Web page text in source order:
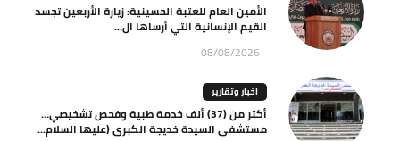
الأمين العام للعتبة الحسينية: زيارة الأربعين تجسد
القيم الإنسانية التي أرساها ال...
08/08/2026
اخبار وتقارير
أكثر من (37) ألف خدمة طبية وفحص تشخيصي…
مستشفى السيدة خديجة الكبرى (عليها السلام...